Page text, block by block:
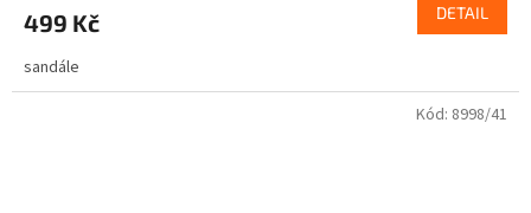
499 Kč DETAIL
sandále
Kód: 8998/41